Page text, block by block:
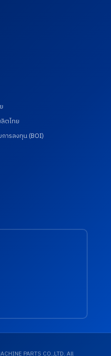
ตไทย
ารลงทุน (BOI)
PARTS CO.,LTD. All